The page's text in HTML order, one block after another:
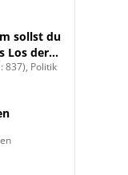
sollst du
Los der
837), Politik